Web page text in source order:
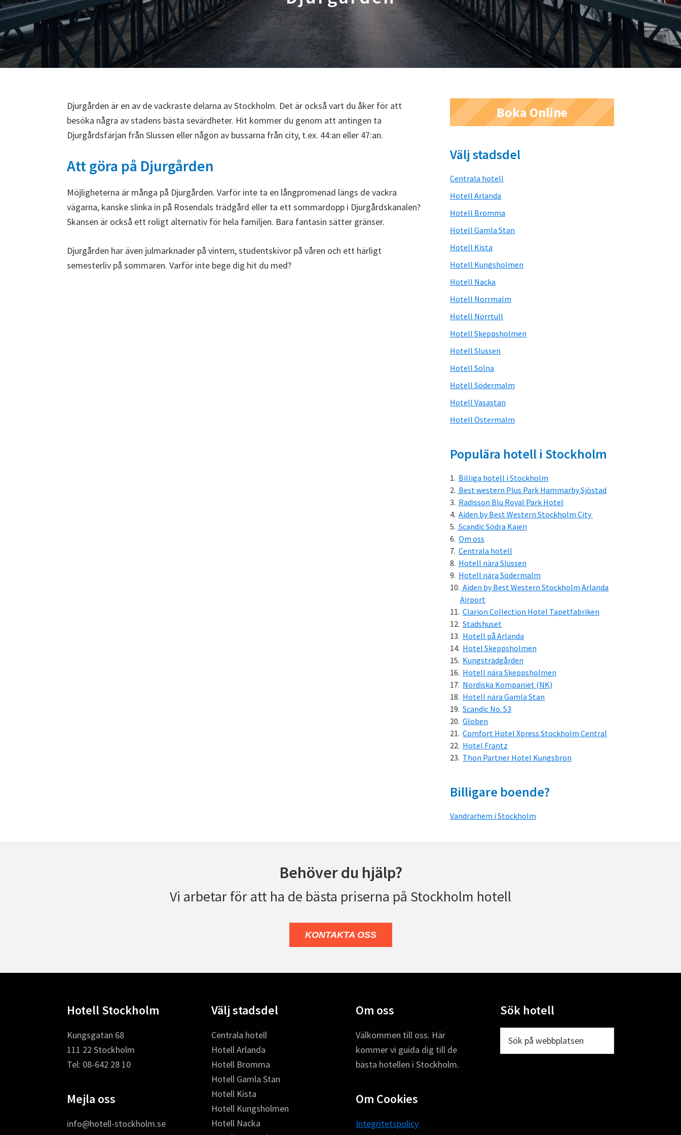
Djurgården är en av de vackraste delarna av Stockholm. Det är också vart du åker för att
besöka några av stadens bästa sevärdheter. Hit kommer du genom att antingen ta
Djurgårdsfärjan från Slussen eller någon av bussarna från city, t.ex. 44:an eller 47:an.
Att göra på Djurgården
Möjligheterna är många på Djurgården. Varför inte ta en långpromenad längs de vackra
vägarna, kanske slinka in på Rosendals trädgård eller ta ett sommardopp i Djurgårdskanalen?
Skansen är också ett roligt alternativ för hela familjen. Bara fantasin sätter gränser.
Djurgården har även julmarknader på vintern, studentskivor på våren och ett härligt
semesterliv på sommaren. Varför inte bege dig hit du med?
Primärt
sidofält
Boka Online
Välj stadsdel
Centrala hotell
Hotell Arlanda
Hotell Bromma
Hotell Gamla Stan
Hotell Kista
Hotell Kungsholmen
Hotell Nacka
Hotell Norrmalm
Hotell Norrtull
Hotell Skeppsholmen
Hotell Slussen
Hotell Solna
Hotell Södermalm
Hotell Vasastan
Hotell Östermalm
Populära hotell i Stockholm
Billiga hotell i Stockholm
Best western Plus Park Hammarby Sjöstad
Radisson Blu Royal Park Hotel
Aiden by Best Western Stockholm City
Scandic Södra Kajen
Om oss
Centrala hotell
Hotell nära Slussen
Hotell nära Södermalm
Aiden by Best Western Stockholm Arlanda
Airport
Clarion Collection Hotel Tapetfabriken
Stadshuset
Hotell på Arlanda
Hotel Skeppsholmen
Kungsträdgården
Hotell nära Skeppsholmen
Nordiska Kompaniet (NK)
Hotell nära Gamla Stan
Scandic No. 53
Globen
Comfort Hotel Xpress Stockholm Central
Hotel Frantz
Thon Partner Hotel Kungsbron
Billigare boende?
Vandrarhem i Stockholm
Behöver du hjälp?
Vi arbetar för att ha de bästa priserna på Stockholm hotell
KONTAKTA OSS
Hotell Stockholm
Kungsgatan 68
111 22 Stockholm
Tel: 08-642 28 10
Mejla oss
info@hotell-stockholm.se
Välj stadsdel
Centrala hotell
Hotell Arlanda
Hotell Bromma
Hotell Gamla Stan
Hotell Kista
Hotell Kungsholmen
Hotell Nacka
Om oss
Välkommen till oss. Här
kommer vi guida dig till de
bästa hotellen i Stockholm.
Om Cookies
Integritetspolicy
Sök hotell